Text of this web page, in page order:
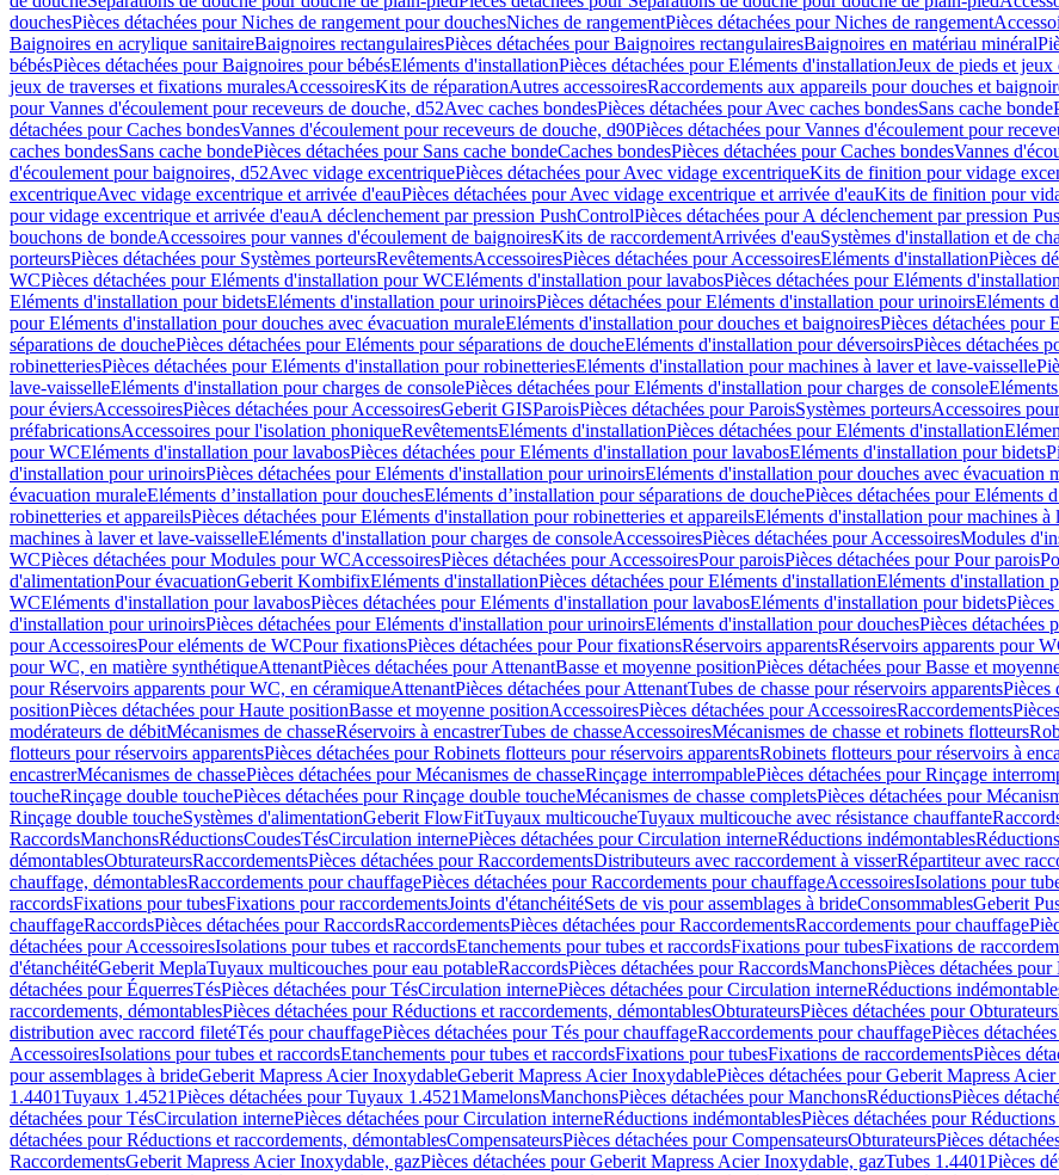
douchesPièces détachées pour Niches de rangement pour douchesNiches de rangementPièces détachées pour Niches de rangement
Baignoires en acrylique sanitaireBaignoires rectangulairesPièces détachées pour Baignoires rectangulairesBaignoires en matériau minéral
bébésPièces détachées pour Baignoires pour bébésEléments d'installationPièces détachées pour Eléments d'installationJeux de pieds et
jeux de traverses et fixations muralesAccessoiresKits de réparationAutres accessoiresRaccordements aux appareils pour douches et
pour Vannes d'écoulement pour receveurs de douche, d52Avec caches bondesPièces détachées pour Avec caches bondesSans cache bonde
détachées pour Caches bondesVannes d'écoulement pour receveurs de douche, d90Pièces détachées pour Vannes d'écoulement pour
caches bondesSans cache bondePièces détachées pour Sans cache bondeCaches bondesPièces détachées pour Caches bondesVannes
d'écoulement pour baignoires, d52Avec vidage excentriquePièces détachées pour Avec vidage excentriqueKits de finition pour vidage
excentriqueAvec vidage excentrique et arrivée d'eauPièces détachées pour Avec vidage excentrique et arrivée d'eauKits de finition pour
pour vidage excentrique et arrivée d'eauA déclenchement par pression PushControlPièces détachées pour A déclenchement par pression
bouchons de bondeAccessoires pour vannes d'écoulement de baignoiresKits de raccordementArrivées d'eauSystèmes d'installation et de
porteursPièces détachées pour Systèmes porteursRevêtementsAccessoiresPièces détachées pour AccessoiresEléments d'installationPièces
WCPièces détachées pour Eléments d'installation pour WCEléments d'installation pour lavabosPièces détachées pour Eléments
Eléments d'installation pour bidetsEléments d'installation pour urinoirsPièces détachées pour Eléments d'installation pour urinoirsEléments
pour Eléments d'installation pour douches avec évacuation muraleEléments d'installation pour douches et baignoiresPièces détachées pour
séparations de douchePièces détachées pour Eléments pour séparations de doucheEléments d'installation pour déversoirsPièces détachées
robinetteriesPièces détachées pour Eléments d'installation pour robinetteriesEléments d'installation pour machines à laver et lave-vaisselle
lave-vaisselleEléments d'installation pour charges de consolePièces détachées pour Eléments d'installation pour charges de console
pour éviersAccessoiresPièces détachées pour AccessoiresGeberit GISParoisPièces détachées pour ParoisSystèmes porteursAccessoires
préfabricationsAccessoires pour l'isolation phoniqueRevêtementsEléments d'installationPièces détachées pour Eléments d'installation
pour WCEléments d'installation pour lavabosPièces détachées pour Eléments d'installation pour lavabosEléments d'installation pour bidets
d'installation pour urinoirsPièces détachées pour Eléments d'installation pour urinoirsEléments d'installation pour douches avec évacuation
évacuation muraleEléments d’installation pour douchesEléments d’installation pour séparations de douchePièces détachées pour Eléments
robinetteries et appareilsPièces détachées pour Eléments d'installation pour robinetteries et appareilsEléments d'installation pour machines à
machines à laver et lave-vaisselleEléments d'installation pour charges de consoleAccessoiresPièces détachées pour AccessoiresModules
WCPièces détachées pour Modules pour WCAccessoiresPièces détachées pour AccessoiresPour paroisPièces détachées pour Pour parois
d'alimentationPour évacuationGeberit KombifixEléments d'installationPièces détachées pour Eléments d'installationEléments d'installation
WCEléments d'installation pour lavabosPièces détachées pour Eléments d'installation pour lavabosEléments d'installation pour bidets
d'installation pour urinoirsPièces détachées pour Eléments d'installation pour urinoirsEléments d'installation pour douchesPièces détachées
pour AccessoiresPour eléments de WCPour fixationsPièces détachées pour Pour fixationsRéservoirs apparentsRéservoirs apparents pour
pour WC, en matière synthétiqueAttenantPièces détachées pour AttenantBasse et moyenne positionPièces détachées pour Basse et
pour Réservoirs apparents pour WC, en céramiqueAttenantPièces détachées pour AttenantTubes de chasse pour réservoirs apparentsPièces
positionPièces détachées pour Haute positionBasse et moyenne positionAccessoiresPièces détachées pour AccessoiresRaccordements
modérateurs de débitMécanismes de chasseRéservoirs à encastrerTubes de chasseAccessoiresMécanismes de chasse et robinets flotteurs
flotteurs pour réservoirs apparentsPièces détachées pour Robinets flotteurs pour réservoirs apparentsRobinets flotteurs pour réservoirs à
encastrerMécanismes de chassePièces détachées pour Mécanismes de chasseRinçage interrompablePièces détachées pour Rinçage
toucheRinçage double touchePièces détachées pour Rinçage double toucheMécanismes de chasse completsPièces détachées pour
Rinçage double toucheSystèmes d'alimentationGeberit FlowFitTuyaux multicoucheTuyaux multicouche avec résistance chauffante
RaccordsManchonsRéductionsCoudesTésCirculation internePièces détachées pour Circulation interneRéductions indémontables
démontablesObturateursRaccordementsPièces détachées pour RaccordementsDistributeurs avec raccordement à visserRépartiteur avec
chauffage, démontablesRaccordements pour chauffagePièces détachées pour Raccordements pour chauffageAccessoiresIsolations pour
raccordsFixations pour tubesFixations pour raccordementsJoints d'étanchéitéSets de vis pour assemblages à brideConsommablesGeberit
chauffageRaccordsPièces détachées pour RaccordsRaccordementsPièces détachées pour RaccordementsRaccordements pour chauffage
détachées pour AccessoiresIsolations pour tubes et raccordsEtanchements pour tubes et raccordsFixations pour tubesFixations de
d'étanchéitéGeberit MeplaTuyaux multicouches pour eau potableRaccordsPièces détachées pour RaccordsManchonsPièces détachées
détachées pour ÉquerresTésPièces détachées pour TésCirculation internePièces détachées pour Circulation interneRéductions
raccordements, démontablesPièces détachées pour Réductions et raccordements, démontablesObturateursPièces détachées pour Obturateurs
distribution avec raccord filetéTés pour chauffagePièces détachées pour Tés pour chauffageRaccordements pour chauffagePièces
AccessoiresIsolations pour tubes et raccordsEtanchements pour tubes et raccordsFixations pour tubesFixations de raccordementsPièces
pour assemblages à brideGeberit Mapress Acier InoxydableGeberit Mapress Acier InoxydablePièces détachées pour Geberit Mapress
1.4401Tuyaux 1.4521Pièces détachées pour Tuyaux 1.4521MamelonsManchonsPièces détachées pour ManchonsRéductionsPièces
détachées pour TésCirculation internePièces détachées pour Circulation interneRéductions indémontablesPièces détachées pour
détachées pour Réductions et raccordements, démontablesCompensateursPièces détachées pour CompensateursObturateursPièces
RaccordementsGeberit Mapress Acier Inoxydable, gazPièces détachées pour Geberit Mapress Acier Inoxydable, gazTubes 1.4401Pièces